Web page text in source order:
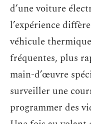
d’une voiture
l’expérience
véhicule
fréquentes, plus
main-d’œuvre
surveiller une
programmer des